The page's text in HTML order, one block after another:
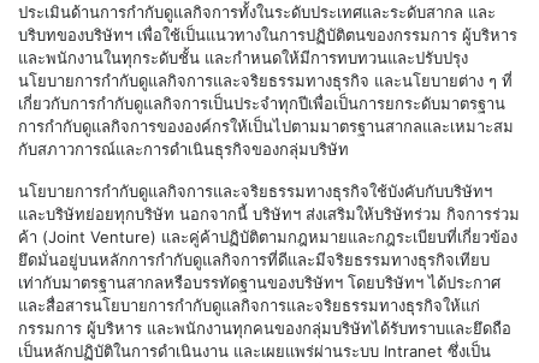
ประเมินด้านการกำกับดูแลกิจการทั้งในระดับประเทศและระดับสากล และ
บริบทของบริษัทฯ เพื่อใช้เป็นแนวทางในการปฏิบัติตนของกรรมการ ผู้บริหาร
และพนักงานในทุกระดับชั้น และกำหนดให้มีการทบทวนและปรับปรุง
นโยบายการกำกับดูแลกิจการและจริยธรรมทางธุรกิจ และนโยบายต่าง ๆ ที่
เกี่ยวกับการกำกับดูแลกิจการเป็นประจำทุกปีเพื่อเป็นการยกระดับมาตรฐาน
การกำกับดูแลกิจการขององค์กรให้เป็นไปตามมาตรฐานสากลและเหมาะสม
กับสภาวการณ์และการดำเนินธุรกิจของกลุ่มบริษัท
นโยบายการกำกับดูแลกิจการและจริยธรรมทางธุรกิจใช้บังคับกับบริษัทฯ
และบริษัทย่อยทุกบริษัท นอกจากนี้ บริษัทฯ ส่งเสริมให้บริษัทร่วม กิจการร่วม
ค้า (Joint Venture) และคู่ค้าปฏิบัติตามกฎหมายและกฎระเบียบที่เกี่ยวข้อง
ยึดมั่นอยู่บนหลักการกำกับดูแลกิจการที่ดีและมีจริยธรรมทางธุรกิจเทียบ
เท่ากับมาตรฐานสากลหรือบรรทัดฐานของบริษัทฯ โดยบริษัทฯ ได้ประกาศ
และสื่อสารนโยบายการกำกับดูแลกิจการและจริยธรรมทางธุรกิจให้แก่
กรรมการ ผู้บริหาร และพนักงานทุกคนของกลุ่มบริษัทได้รับทราบและยึดถือ
เป็นหลักปฏิบัติในการดำเนินงาน และเผยแพร่ผ่านระบบ Intranet ซึ่งเป็น